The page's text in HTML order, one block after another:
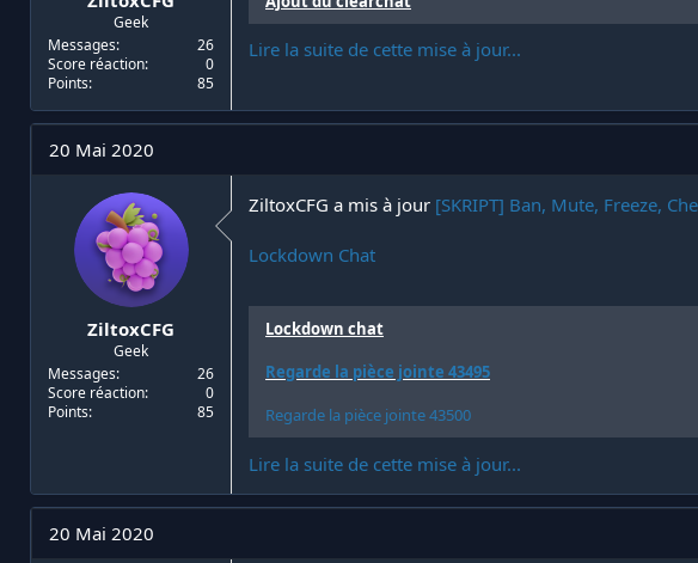
Geek
Messages
26
Score réaction
0
Points
85
Lire la suite de cette mise à jour...
20 Mai 2020
ZiltoxCFG
Geek
Messages
26
Score réaction
0
Points
85
ZiltoxCFG a mis à jour [SKRIPT] Ban, Mute, Freeze,
Lockdown Chat
Lockdown chat
Regarde la pièce jointe 43495
Regarde la pièce jointe 43500
Lire la suite de cette mise à jour...
20 Mai 2020